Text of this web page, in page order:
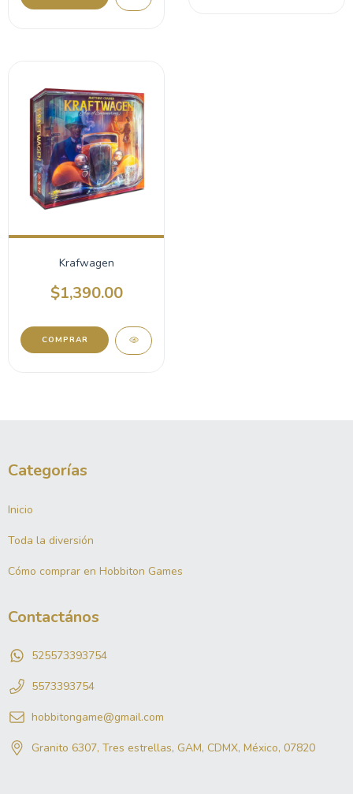
Krafwagen
$1,390.00
Categorías
Inicio
Toda la diversión
Cómo comprar en Hobbiton Games
Contactános
525573393754
5573393754
hobbitongame@gmail.com
Granito 6307, Tres estrellas, GAM, CDMX, México, 07820